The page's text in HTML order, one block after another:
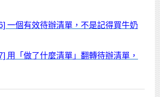
一個有效待辦清單，不是記得買牛奶
用「做了什麼清單」翻轉待辦清單，